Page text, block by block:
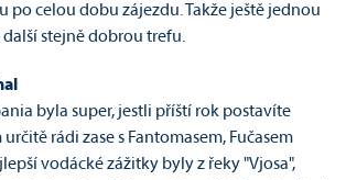
po celou dobu zájezdu. Takže ještě jednou
další stejně dobrou trefu.
byla super, jestli příští rok postavíte
rádi zase s Fantomasem, Fučasem
vodácké zážitky byly z řeky "Vjosa",